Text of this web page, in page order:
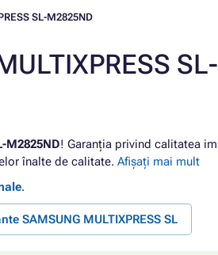
SL-M2825ND
SL-
M2825ND! Garanția privind calitatea
înalte de calitate. Afișați mai mult
.
SAMSUNG MULTIXPRESS SL